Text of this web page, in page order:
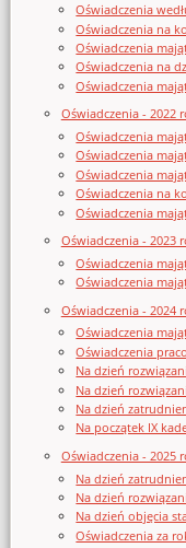
Oświadczenia
Oświadczenia na
Oświadczenia
Oświadczenia na
Oświadczenia
Oświadczenia - 2022
Oświadczenia
Oświadczenia
Oświadczenia
Oświadczenia na
Oświadczenia
Oświadczenia - 2023
Oświadczenia
Oświadczenia
Oświadczenia - 2024
Oświadczenia
Oświadczenia
Na dzień
Na dzień
Na dzień
Na początek IX
Oświadczenia - 2025
Na dzień
Na dzień
Na dzień objęcia
Oświadczenia za